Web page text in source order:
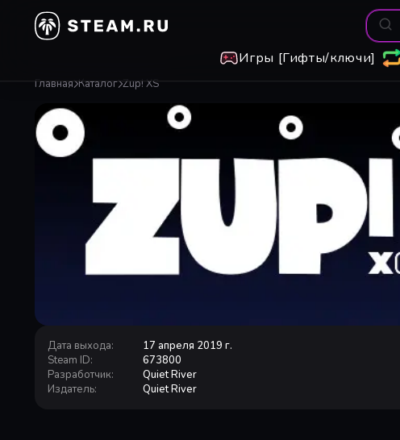
Игры [Гифты/ключи]
Главная Каталог Zup! XS
Дата выхода:
17 апреля 2019 г.
Steam ID:
673800
Разработчик:
Quiet River
Издатель: Quiet River